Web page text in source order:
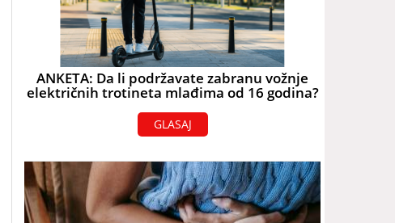
ANKETA: Da li podržavate zabranu vožnje
električnih trotineta mlađima od 16 godina?
GLASAJ